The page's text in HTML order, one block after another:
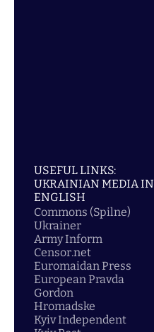
USEFUL LINKS:
UKRAINIAN MEDIA IN
ENGLISH
Commons (Spilne)
Ukrainer
Army Inform
Censor.net
Euromaidan Press
European Pravda
Gordon
Hromadske
Kyiv Independent